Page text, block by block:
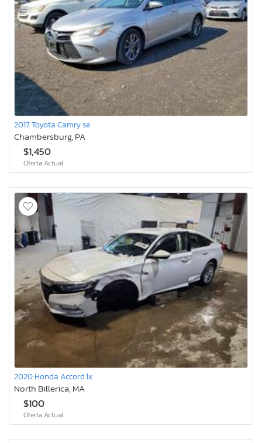
2017 Toyota Camry se
Chambersburg, PA
$1,450
Oferta Actual
2020 Honda Accord lx
North Billerica, MA
$100
Oferta Actual